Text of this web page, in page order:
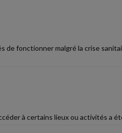
de fonctionner malgré la crise
à certains lieux ou activités a